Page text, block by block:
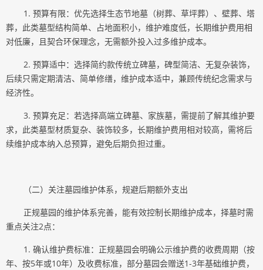
1. 预算有限：优先选择生态节地墓（树葬、草坪葬）、壁葬、塔
葬，此类墓型结构简单、占地面积小，维护难度低，长期维护费用相
对低廉，且契合环保理念，无需额外投入过多维护成本。
2. 预算适中：选择简约款传统立碑墓，碑型简洁、无复杂装饰，
后续只需定期清洁、简单修缮，维护成本适中，兼顾传统纪念需求与
经济性。
3. 预算充足：若选择高端立碑墓、家族墓，需提前了解其维护要
求，此类墓型材质复杂、装饰较多，长期维护费用相对较高，需将后
续维护成本纳入总预算，避免后期负担过重。
（二）关注墓园维护体系，规避后期额外支出
正规墓园的维护体系完善，能有效控制长期维护成本，择墓时需
重点关注2点：
1. 确认维护费标准：正规墓园会明确公示维护费的收费周期（按
年、按5年或10年）及收费标准，部分墓园会赠送1-3年基础维护费，